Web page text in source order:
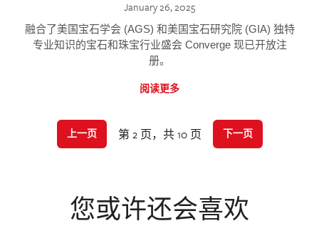
January 26, 2025
融合了美国宝石学会 (AGS) 和美国宝石研究院 (GIA) 独特
专业知识的宝石和珠宝行业盛会 Converge 现已开放注
册。
阅读更多
上一页 第 2 页，共 10 页 下一页
您或许还会喜欢